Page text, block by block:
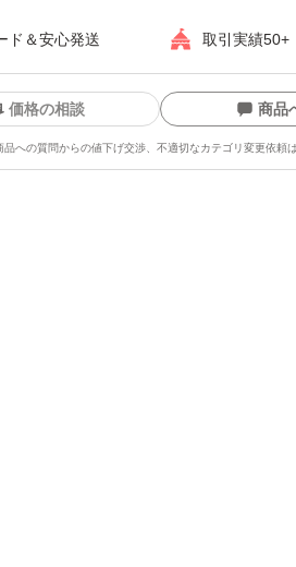
ド＆安心発送 取引実績50+
価格の相談 商品
品への質問からの値下げ交渉、不適切なカテゴリ変更依頼